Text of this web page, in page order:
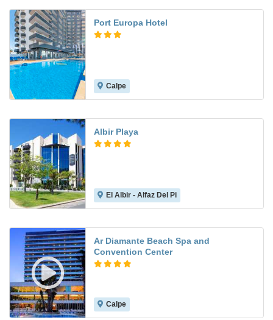
Port Europa Hotel
Calpe
Albir Playa
El Albir - Alfaz Del Pi
Ar Diamante Beach Spa and
Convention Center
Calpe